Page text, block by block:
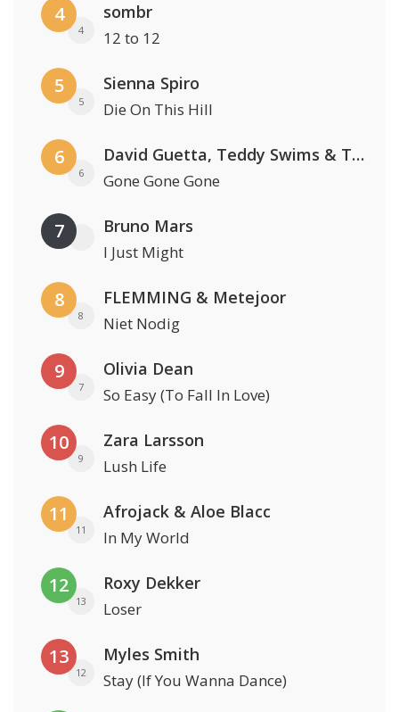
4
4
sombr
12 to 12
5
5
Sienna Spiro
Die On This Hill
6
6
David Guetta, Teddy Swims & Tones And I
Gone Gone Gone
7 Bruno Mars
I Just Might
8
8
FLEMMING & Metejoor
Niet Nodig
9
7
Olivia Dean
So Easy (To Fall In Love)
10
9
Zara Larsson
Lush Life
11
11
Afrojack & Aloe Blacc
In My World
12
13
Roxy Dekker
Loser
13
12
Myles Smith
Stay (If You Wanna Dance)